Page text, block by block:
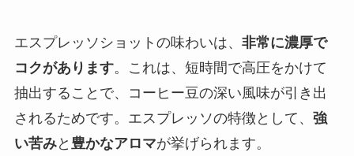
エスプレッソショットの味わいは、 非常に濃厚で
コクがあります。これは、短時間で高圧をかけて
抽出することで、コーヒー豆の深い風味が引き出
されるためです。エスプレッソの特徴として、 強
い苦みと 豊かなアロマが挙げられます。